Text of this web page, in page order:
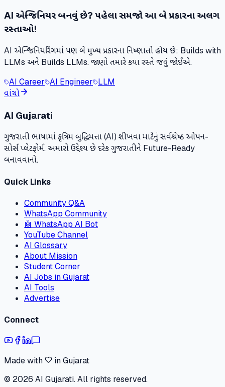
AI એન્જિનિયર બનવું છે? પહેલા સમજો આ બે પ્રકારના અલગ
રસ્તાઓ!
AI એન્જિનિયરિંગમાં પણ બે મુખ્ય પ્રકારના નિષ્ણાતો હોય છે: Builds with
LLMs અને Builds LLMs. જાણો તમારે કયા રસ્તે જવું જોઈએ.
AI Career AI Engineer LLM
વાંચો
AI Gujarati
ગુજરાતી ભાષામાં કૃત્રિમ બુદ્ધિમત્તા (AI) શીખવા માટેનું સર્વશ્રેષ્ઠ ઓપન-
સોર્સ પ્લેટફોર્મ. અમારો ઉદ્દેશ્ય છે દરેક ગુજરાતીને Future-Ready
બનાવવાનો.
Quick Links
Community Q&A
WhatsApp Community
🤖 WhatsApp AI Bot
YouTube Channel
AI Glossary
About Mission
Student Corner
AI Jobs in Gujarat
AI Tools
Advertise
Connect
Made with
in Gujarat
© 2026 AI Gujarati. All rights reserved.